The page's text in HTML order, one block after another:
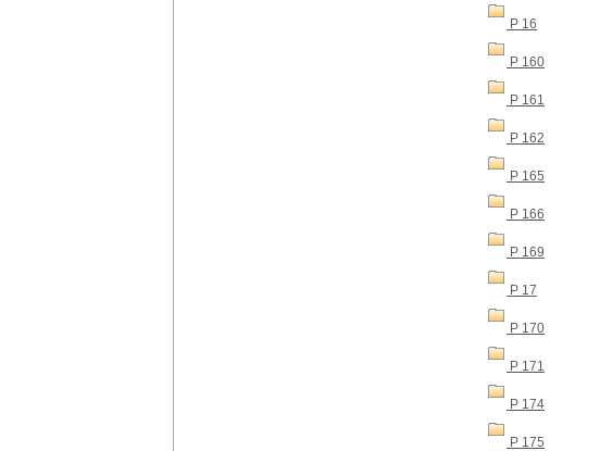
P 16
P 160
P 161
P 162
P 165
P 166
P 169
P 17
P 170
P 171
P 174
P 175